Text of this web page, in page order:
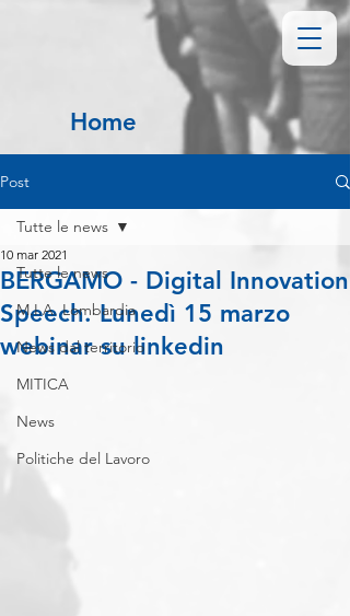
Home
Post
Tutte le news
M.I.A. Lombardia
News dal territorio
MITICA
News
Politiche del Lavoro
Tutte le news
BERGAMO - Digital Innovation
Speech. Lunedì 15 marzo
webinar su linkedin
10 mar 2021